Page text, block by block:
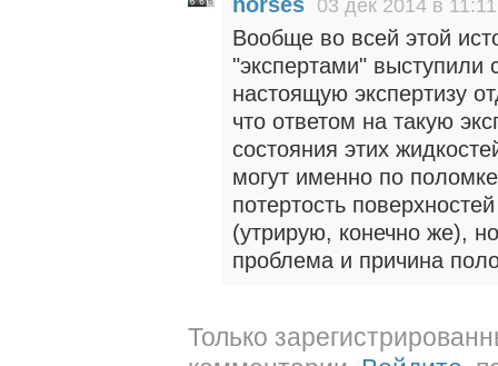
03 дек 2014 в 11:11
Вообще во всей этой
"экспертами"
настоящую экспертизу
что ответом на такую
состояния этих
могут именно по
потертость
(утрирую, конечно же),
проблема и причина
Только